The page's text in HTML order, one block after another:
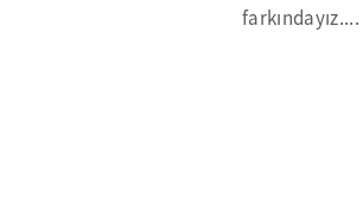
farkındayız....